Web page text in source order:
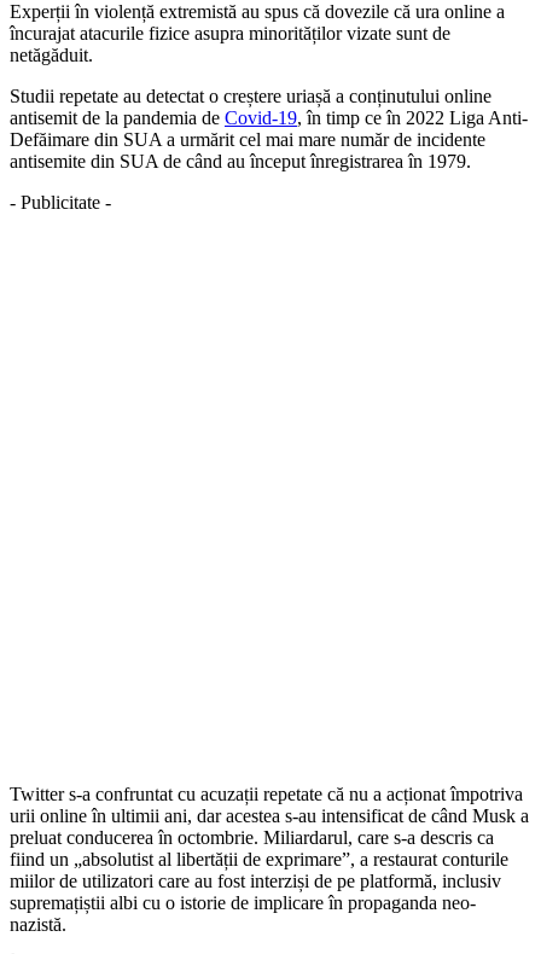
Experții în violență extremistă au spus că dovezile că ura online a
încurajat atacurile fizice asupra minorităților vizate sunt de
netăgăduit.
Studii repetate au detectat o creștere uriașă a conținutului online
antisemit de la pandemia de Covid-19, în timp ce în 2022 Liga Anti-
Defăimare din SUA a urmărit cel mai mare număr de incidente
antisemite din SUA de când au început înregistrarea în 1979.
- Publicitate -
Twitter s-a confruntat cu acuzații repetate că nu a acționat împotriva
urii online în ultimii ani, dar acestea s-au intensificat de când Musk a
preluat conducerea în octombrie. Miliardarul, care s-a descris ca
fiind un „absolutist al libertății de exprimare”, a restaurat conturile
miilor de utilizatori care au fost interziși de pe platformă, inclusiv
supremațiștii albi cu o istorie de implicare în propaganda neo-
nazistă.